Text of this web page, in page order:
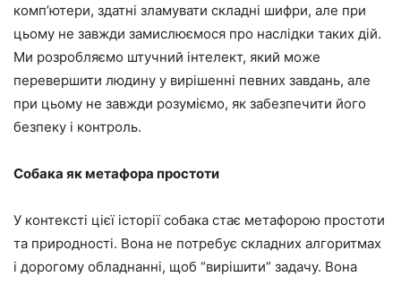
комп’ютери, здатні зламувати складні шифри, але при
цьому не завжди замислюємося про наслідки таких дій.
Ми розробляємо штучний інтелект, який може
перевершити людину у вирішенні певних завдань, але
при цьому не завжди розуміємо, як забезпечити його
безпеку і контроль.
Собака як метафора простоти
У контексті цієї історії собака стає метафорою простоти
та природності. Вона не потребує складних алгоритмах
і дорогому обладнанні, щоб “вирішити” задачу. Вона